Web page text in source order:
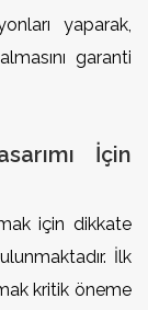
yaparak,
garanti
İçin
için dikkate
İlk
kritik öneme